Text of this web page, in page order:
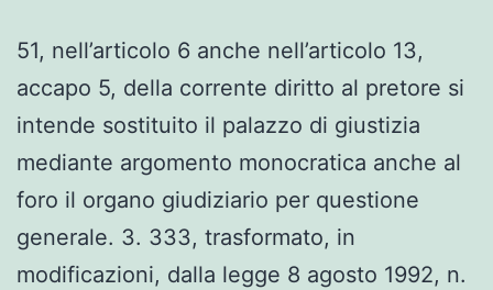
51, nell’articolo 6 anche nell’articolo 13,
accapo 5, della corrente diritto al pretore si
intende sostituito il palazzo di giustizia
mediante argomento monocratica anche al
foro il organo giudiziario per questione
generale. 3. 333, trasformato, in
modificazioni, dalla legge 8 agosto 1992, n.